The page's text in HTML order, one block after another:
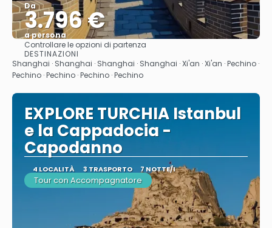
Da
3.796 €
a persona
Vedere
Controllare le opzioni di partenza
DESTINAZIONI
Shanghai · Shanghai · Shanghai · Shanghai · Xi'an · Xi'an · Pechino ·
Pechino · Pechino · Pechino · Pechino
EXPLORE TURCHIA Istanbul
e la Cappadocia -
Capodanno
4 LOCALITÀ 3 TRASPORTO 7 NOTTE/I
Tour con Accompagnatore